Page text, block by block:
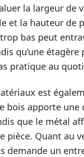
la largeur de
et la hauteur de
bas peut
qu’une étagère
pratique au
est
bois apporte une
que le métal
pièce. Quant au
demande un